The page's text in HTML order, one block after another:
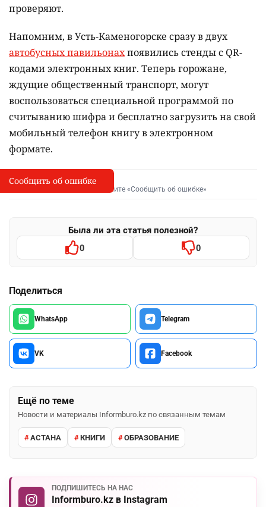
проверяют.
Напомним, в Усть-Каменогорске сразу в двух
автобусных павильонахпоявились стенды с QR-
кодами электронных книг. Теперь горожане,
ждущие общественный транспорт, могут
воспользоваться специальной программой по
считыванию шифра и бесплатно загрузить на свой
мобильный телефон книгу в электронном
формате.
I
Сообщить об опечатке
Выделите фрагмент и нажмите «Сообщить об ошибке»
Была ли эта статья полезной?
0 0
Поделиться
WhatsApp Telegram
VK Facebook
Ещё по теме
Новости и материалы Informburo.kz по связанным темам
АСТАНА КНИГИ ОБРАЗОВАНИЕ
ПОДПИШИТЕСЬ НА НАС
Informburo.kz в Instagram
Сообщить об ошибке